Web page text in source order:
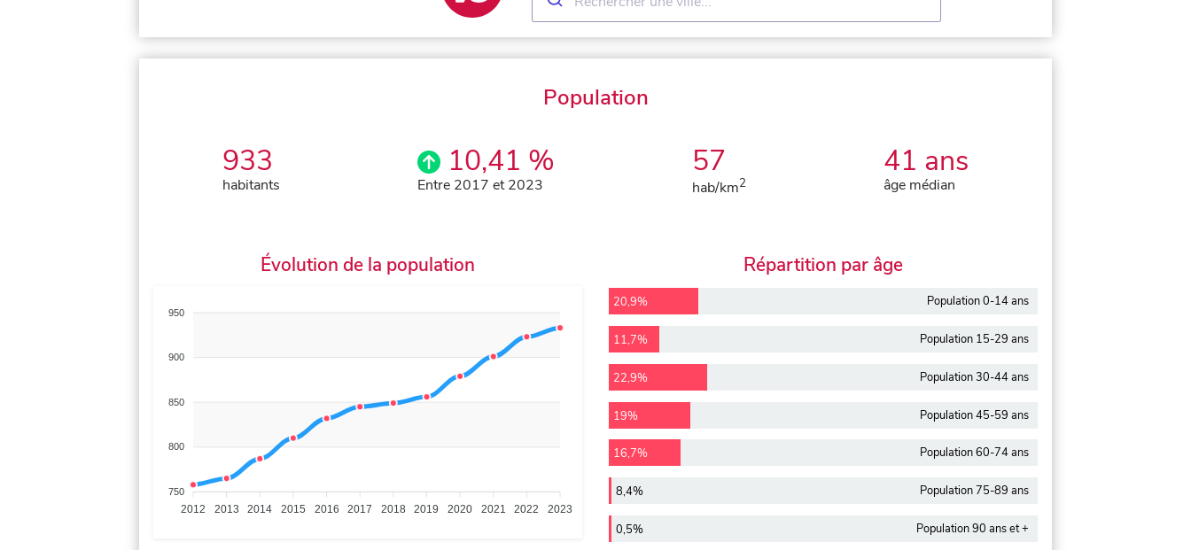
Population
933
habitants
10,41 %
Entre 2017 et 2023
57
hab/km2
41 ans
âge médian
Évolution de la population
950
900
850
800
750
2012 2013 2014 2015 2016 2017 2018 2019 2020 2021 2022 2023
Répartition par âge
20,9% Population 0-14 ans
11,7% Population 15-29 ans
22,9% Population 30-44 ans
19% Population 45-59 ans
16,7% Population 60-74 ans
8,4% Population 75-89 ans
0,5% Population 90 ans et +